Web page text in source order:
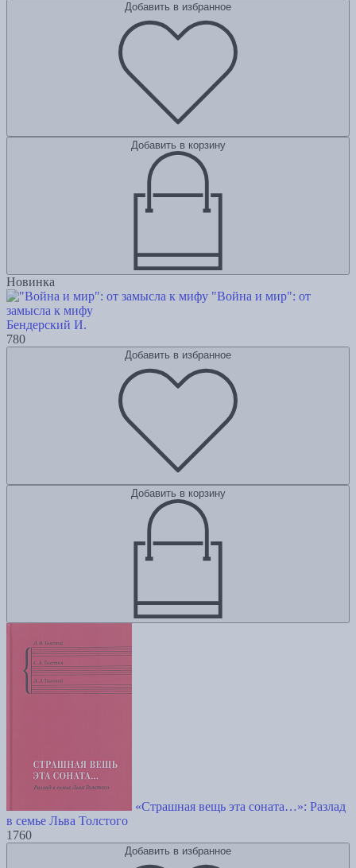
Добавить в избранное
Добавить в корзину
Новинка
"Война и мир": от
замысла к мифу
Бендерский И.
780
Добавить в избранное
Добавить в корзину
«Страшная вещь эта соната…»: Разлад
в семье Льва Толстого
1760
Добавить в избранное